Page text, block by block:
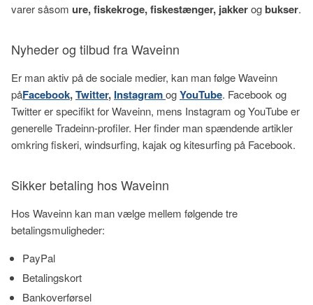
varer såsom ure, fiskekroge, fiskestænger, jakkerog bukser.
Nyheder og tilbud fra Waveinn
Er man aktiv på de sociale medier, kan man følge Waveinn
påFacebook,Twitter, InstagramogYouTube. Facebook og
Twitter er specifikt for Waveinn, mens Instagram og YouTube er
generelle Tradeinn-profiler. Her finder man spændende artikler
omkring fiskeri, windsurfing, kajak og kitesurfing på Facebook.
Sikker betaling hos Waveinn
Hos Waveinn kan man vælge mellem følgende tre
betalingsmuligheder:
PayPal
Betalingskort
Bankoverførsel